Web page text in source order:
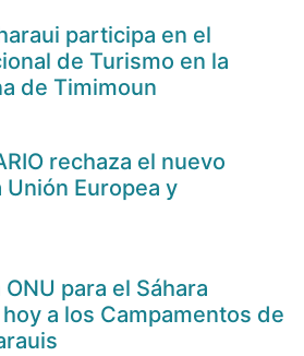
participa en el
de Turismo en la
de Timimoun
rechaza el nuevo
Europea y
para el Sáhara
a los Campamentos de